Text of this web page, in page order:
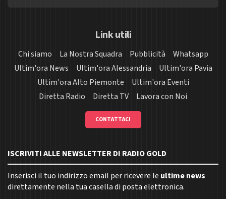
Link utili
Chi siamo La Nostra Squadra Pubblicità
Whatsapp
Ultim'ora News
Ultim'ora Alessandria
Ultim'ora Pavia
Ultim'ora Alto Piemonte
Ultim'ora Eventi
Diretta Radio
Diretta TV Lavora con Noi
CONTATTACI
ISCRIVITI ALLE NEWSLETTER DI RADIO GOLD
Inserisci il tuo indirizzo email per ricevere le ultime news
direttamente nella tua casella di posta elettronica.